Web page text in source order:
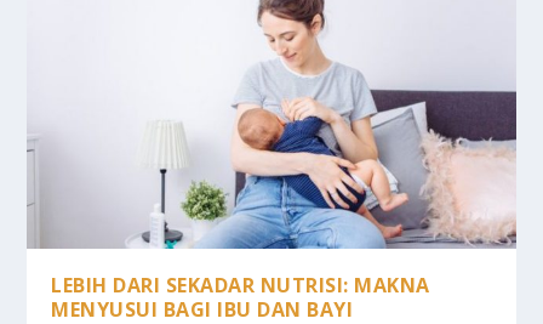
LEBIH DARI SEKADAR NUTRISI: MAKNA
MENYUSUI BAGI IBU DAN BAYI